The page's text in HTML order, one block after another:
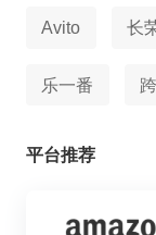
Avito 长
乐一番
平台推荐